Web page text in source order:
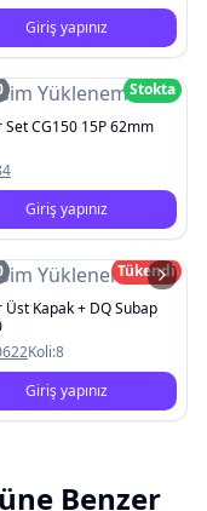
Giriş yapınız
Yüklenemedi
Stokta
Set CG150 15P 62mm
Giriş yapınız
Yüklenemedi
Tükendi
Üst Kapak + DQ Subap
Koli:8
Giriş yapınız
Benzer